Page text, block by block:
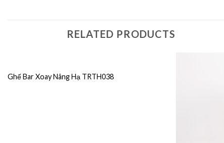
RELATED PRODUCTS
Ghế Bar Xoay Nâng Hạ TRTH038